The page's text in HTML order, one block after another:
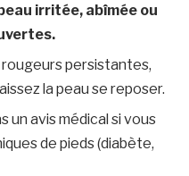
irritée, abîmée ou
persistantes,
la peau se reposer.
un avis médical si vous
de pieds (diabète,